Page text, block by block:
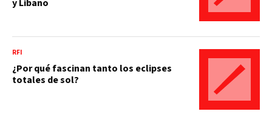
y Líbano
RFI
¿Por qué fascinan tanto los eclipses
totales de sol?